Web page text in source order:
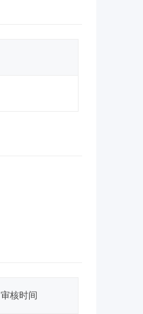
审核时间